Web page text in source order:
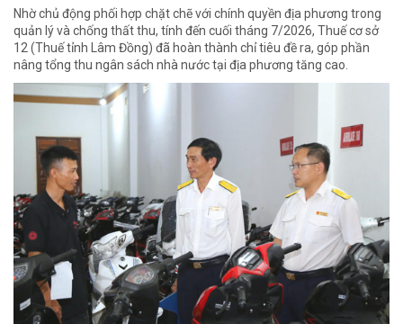
Nhờ chủ động phối hợp chặt chẽ với chính quyền địa phương trong
quản lý và chống thất thu, tính đến cuối tháng 7/2026, Thuế cơ sở
12 (Thuế tỉnh Lâm Đồng) đã hoàn thành chỉ tiêu đề ra, góp phần
nâng tổng thu ngân sách nhà nước tại địa phương tăng cao.